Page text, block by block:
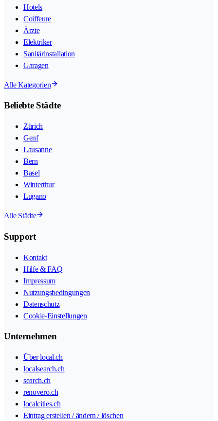
Hotels
Coiffeure
Ärzte
Elektriker
Sanitärinstallation
Garagen
Alle Kategorien
Beliebte Städte
Zürich
Genf
Lausanne
Bern
Basel
Winterthur
Lugano
Alle Städte
Support
Kontakt
Hilfe & FAQ
Impressum
Nutzungsbedingungen
Datenschutz
Cookie-Einstellungen
Unternehmen
Über local.ch
localsearch.ch
search.ch
renovero.ch
localcities.ch
Eintrag erstellen / ändern / löschen